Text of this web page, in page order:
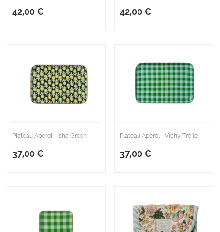
42,00 € 42,00 €
Plateau Aperol - Isha Green
37,00 €
Plateau Aperol - Vichy Trèfle
37,00 €